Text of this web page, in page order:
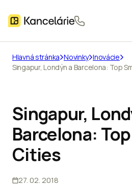
Hlavná stránka Novinky Inovácie
Singapur, Londýn a Barcelona: Top
Singapur,
Barcelona:
Cities
27. 02. 2018